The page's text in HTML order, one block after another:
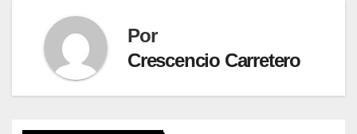
Por
Crescencio Carretero